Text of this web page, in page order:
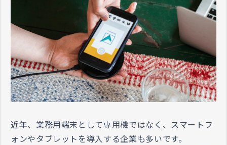
近年、業務用端末として専用機ではなく、スマートフ
ォンやタブレットを導入する企業も多いです。